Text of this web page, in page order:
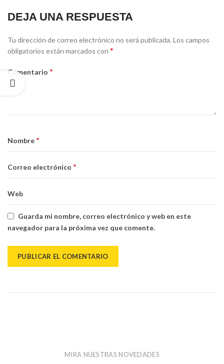
DEJA UNA RESPUESTA
Tu dirección de correo electrónico no será publicada.Los campos
obligatorios están marcados con *
Comentario *
Nombre *
Correo electrónico *
Web
Guarda mi nombre, correo electrónico y web en este
navegador para la próxima vez que comente.
MIRA NUESTRAS NOVEDADES